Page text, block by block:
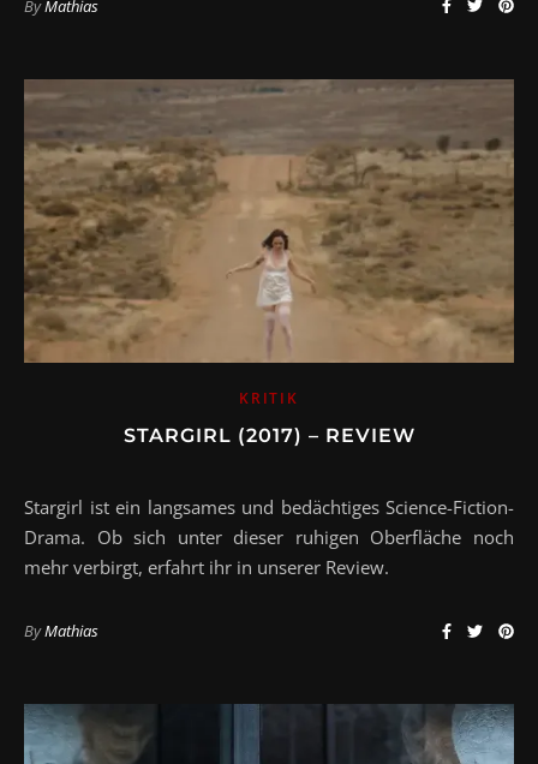
ByMathias
KRITIK
STARGIRL (2017) – REVIEW
Stargirl ist ein langsames und bedächtiges Science-Fiction-
Drama. Ob sich unter dieser ruhigen Oberfläche noch
mehr verbirgt, erfahrt ihr in unserer Review.
ByMathias